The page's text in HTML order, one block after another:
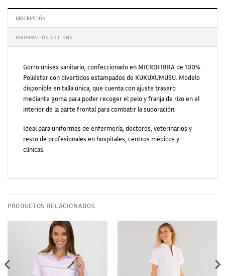
DESCRIPCIÓN
INFORMACIÓN ADICIONAL
Gorro unisex sanitario, confeccionado en MICROFIBRA de 100%
Poliéster con divertidos estampados de KUKUXUMUSU. Modelo
disponible en talla única, que cuenta con ajuste trasero
mediante goma para poder recoger el pelo y franja de rizo en el
interior de la parte frontal para combatir la sudoración.
Ideal para uniformes de enfermería, doctores, veterinarios y
resto de profesionales en hospitales, centros médicos y
clínicas.
PRODUCTOS RELACIONADOS